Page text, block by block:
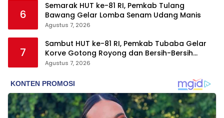
6
Semarak HUT ke-81 RI, Pemkab Tulang
Bawang Gelar Lomba Senam Udang Manis
Agustus 7, 2026
7
Sambut HUT ke-81 RI, Pemkab Tubaba Gelar
Korve Gotong Royong dan Bersih-Bersih
Serentak
Agustus 7, 2026